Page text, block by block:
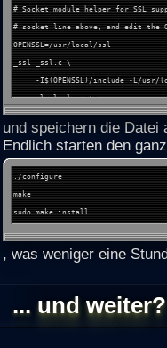
# Socket module helper for SSL
# socket line above, and edit the
OPENSSL=/usr/local/ssl
_ssl _ssl.c \
-I$(OPENSSL)/include -L/usr/
-lssl -lcrypto
_hashlib _hashopenssl.c \
-I$(OPENSSL)/include -L/usr/
-lcrypto
und speichern die Datei
Endlich starten den
./configure
make
sudo make install
, was weniger eine
... und weiter?